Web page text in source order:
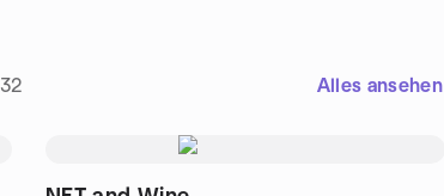
32 Alles ansehen